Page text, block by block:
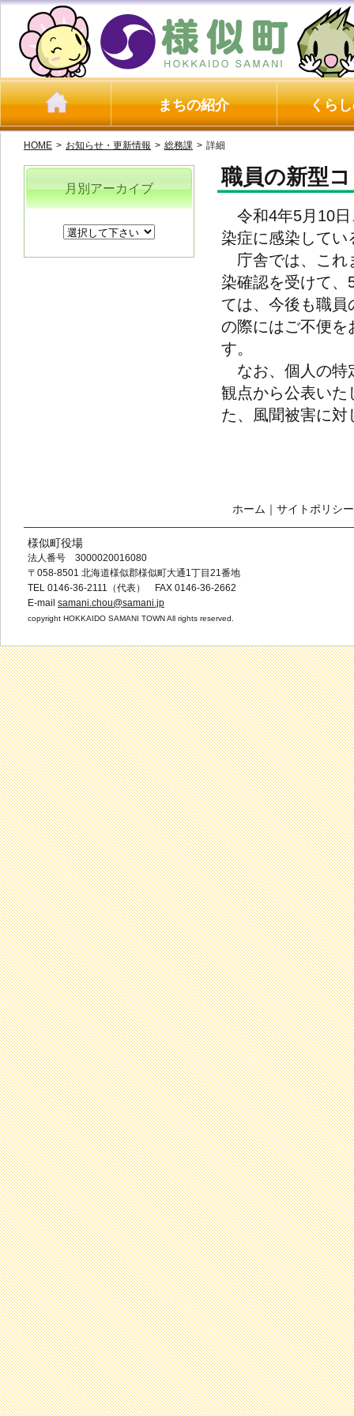
まちの紹介 くら
HOME > お知らせ・更新情報 > 総務課 > 詳細
職員の新型
令和4年5月10日
染症に感染してい
庁舎では、これ
染確認を受けて、
ては、今後も職
の際にはご不便を
す。
なお、個人の特
観点から公表いた
た、風聞被害に
月別アーカイブ
ホーム ｜ サイトポリシー
様似町役場
法人番号 3000020016080
〒058-8501 北海道様似郡様似町大通1丁目21番地
TEL 0146-36-2111（代表） FAX 0146-36-2662
E-mail samani.chou@samani.jp
copyright HOKKAIDO SAMANI TOWN All rights reserved.